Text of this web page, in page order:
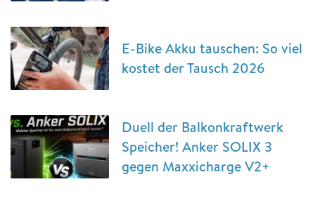
E-Bike Akku tauschen: So viel
kostet der Tausch 2026
Duell der Balkonkraftwerk
Speicher! Anker SOLIX 3
gegen Maxxicharge V2+